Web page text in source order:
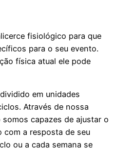
fisiológico para que
para o seu evento.
física atual ele pode
em unidades
Através de nossa
capazes de ajustar o
com a resposta de seu
ou a cada semana se